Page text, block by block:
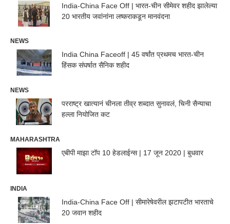
India-China Face Off | भारत-चीन सीमेवर शहीद झालेल्या
20 भारतीय जवांनांना लष्कराकडून मानवंदना
NEWS
India China Faceoff | 45 वर्षांत प्रथमच भारत-चीन
हिंसक संघर्षात सैनिक शहीद
NEWS
परराष्ट्र खात्यानं चीनला तीव्र शब्दात सुनावलं, चिनी सैन्याचा
हल्ला नियोजित कट
MAHARASHTRA
एबीपी माझा टॉप 10 हेडलाईन्स | 17 जून 2020 | बुधवार
INDIA
India-China Face Off | सीमारेषेवरील झटापटीत भारताचे
20 जवान शहीद